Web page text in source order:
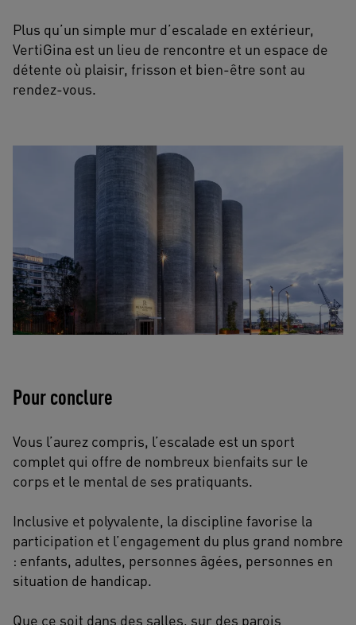
Plus qu’un simple mur d’escalade en extérieur,
VertiGina est un lieu de rencontre et un espace de
détente où plaisir, frisson et bien-être sont au
rendez-vous.
Pour conclure
Vous l’aurez compris, l’escalade est un sport
complet qui offre de nombreux bienfaits sur le
corps et le mental de ses pratiquants.
Inclusive et polyvalente, la discipline favorise la
participation et l’engagement du plus grand nombre
: enfants, adultes, personnes âgées, personnes en
situation de handicap.
Que ce soit dans des salles, sur des parois